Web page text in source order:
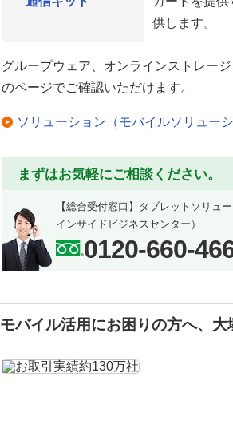
供します。
グループウェア、オンラインストレー
のページでご確認いただけます。
ソリューション（モバイルソリュー
まずはお気軽にご相談ください。
【総合受付窓口】 タブレットソリュ
インサイドビジネスセンター）
0120-660-
モバイル活用にお困りの方へ、大